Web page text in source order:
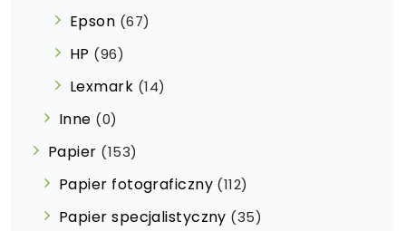
Epson (67)
HP (96)
Lexmark (14)
Inne (0)
Papier (153)
Papier fotograficzny (112)
Papier specjalistyczny (35)